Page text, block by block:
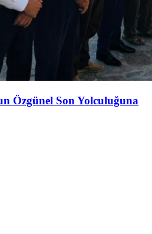
Özgünel Son Yolculuğuna